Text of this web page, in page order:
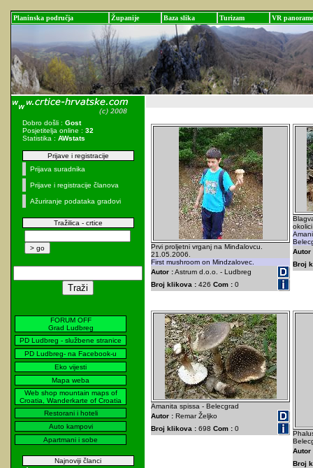
Planinska područja Županije Baza slika Turizam VR panorame
Dobro došli : Gost
Posjetitelja online : 32
Statistika : AWstats
Prijave i registracije
Prijava suradnika
Prijave i registracije članova
Ažuriranje podataka gradovi
Tražilica - crtice
FORUM OFF
Grad Ludbreg
PD Ludbreg - službene stranice
PD Ludbreg- na Facebook-u
Eko vijesti
Mapa weba
Web shop mountain maps of
Croatia, Wanderkarte of Croatia
Restorani i hoteli
Auto kampovi
Apartmani i sobe
Najnoviji članci
Prvi proljetni vrganj na Minđalovcu.
21.05.2006.
First mushroom on Mindzalovec.
Autor :Astrum d.o.o. - Ludbreg
Broj klikova : 426 Com : 0
Autor
Broj
Amanita spissa - Belecgrad
Autor : Remar Željko
Broj klikova : 698 Com : 0
Autor
Broj